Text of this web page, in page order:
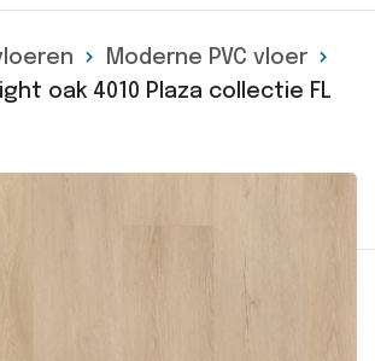
Moderne PVC vloer
oak 4010 Plaza collectie FL